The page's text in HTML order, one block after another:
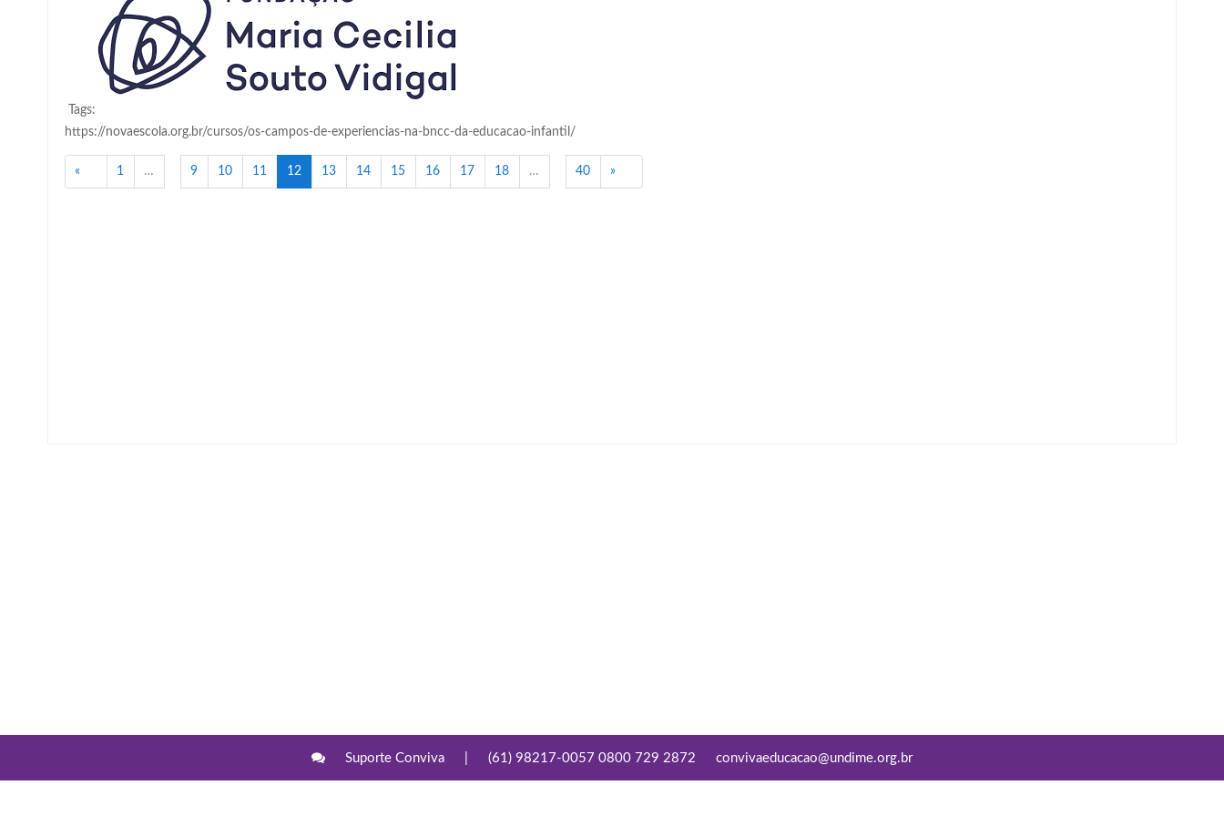
Tags:
https://novaescola.org.br/cursos/os-campos-de-experiencias-na-bncc-da-educacao-infantil/
« Anterior
1 … 9 10 11 12 (atual)
13 14 15 16 17 18 … 40 »
Suporte Conviva (61) 98217-0057 0800 729 2872 convivaeducacao@undime.org.br